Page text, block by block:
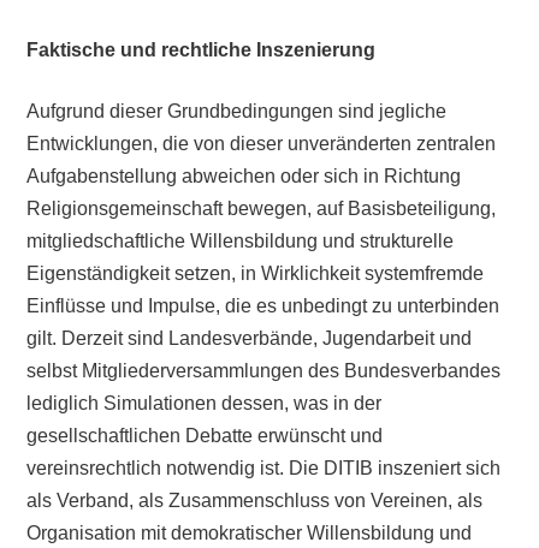
Faktische und rechtliche Inszenierung
Aufgrund dieser Grundbedingungen sind jegliche
Entwicklungen, die von dieser unveränderten zentralen
Aufgabenstellung abweichen oder sich in Richtung
Religionsgemeinschaft bewegen, auf Basisbeteiligung,
mitgliedschaftliche Willensbildung und strukturelle
Eigenständigkeit setzen, in Wirklichkeit systemfremde
Einflüsse und Impulse, die es unbedingt zu unterbinden
gilt. Derzeit sind Landesverbände, Jugendarbeit und
selbst Mitgliederversammlungen des Bundesverbandes
lediglich Simulationen dessen, was in der
gesellschaftlichen Debatte erwünscht und
vereinsrechtlich notwendig ist. Die DITIB inszeniert sich
als Verband, als Zusammenschluss von Vereinen, als
Organisation mit demokratischer Willensbildung und